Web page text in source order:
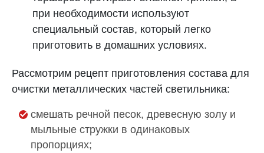
при необходимости используют
специальный состав, который легко
приготовить в домашних условиях.
Рассмотрим рецепт приготовления состава для
очистки металлических частей светильника:
смешать речной песок, древесную золу и
мыльные стружки в одинаковых
пропорциях;